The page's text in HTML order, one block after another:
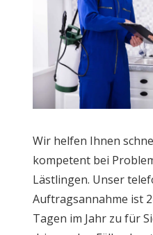
Wir helfen Ihnen
kompetent bei Problemen mit Schädlingen und
Lästlingen. Unser
Auftragsannahme ist
Tagen im Jahr zu für Sie zu erreichen. In